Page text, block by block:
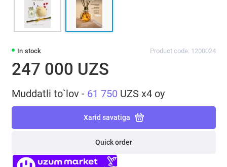
In stock Product code: 1200024
247 000 UZS
Muddatli to`lov - 61 750 UZS x4 oy
Xarid savatiga
Quick order